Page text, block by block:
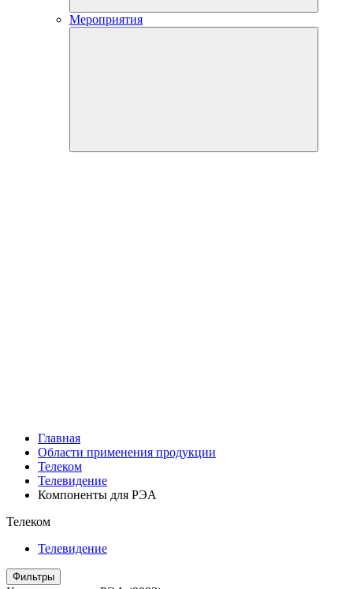
Мероприятия
Главная
Области применения продукции
Телеком
Телевидение
Компоненты для РЭА
Телеком
Телевидение
Фильтры